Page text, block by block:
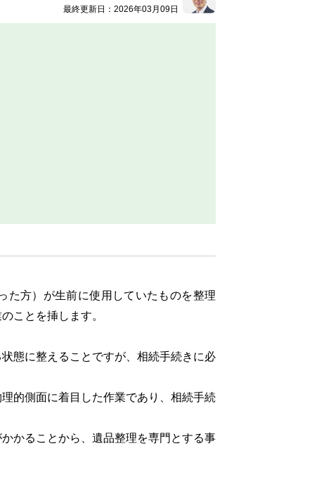
最終更新日：2026年03月09日
方）が生前に使用していたものを整理
ことを挿します。
態に整えることですが、相続手続きに必
的側面に着目した作業であり、相続手続
かることから、遺品整理を専門とする事